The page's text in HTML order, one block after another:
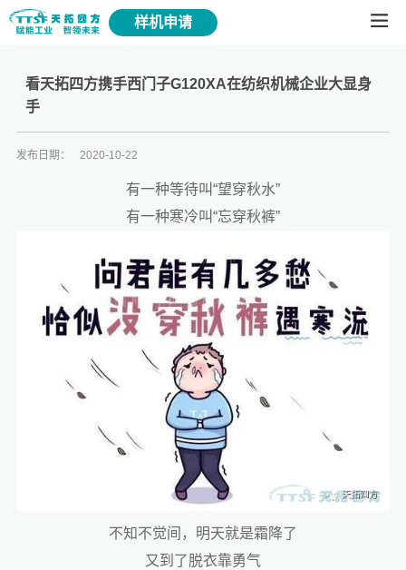
样机申请
看天拓四方携手西门子G120XA在纺织机械企业大显身
手
发布日期： 2020-10-22
有一种等待叫“望穿秋水”
有一种寒冷叫“忘穿秋裤”
不知不觉间，明天就是霜降了
又到了脱衣靠勇气